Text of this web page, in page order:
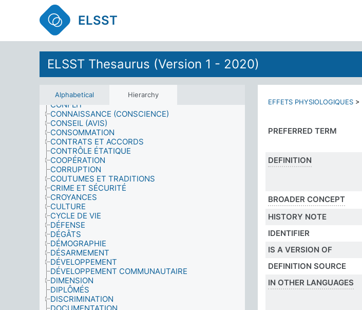
ELSST
ELSST Thesaurus (Version 1 - 2020)
Alphabetical Hierarchy
CARRIÈRE
CASIER JUDICIAIRE
CHANGEMENTS DE L'ENVIRONNEMENT
CHANTEURS
CIRCULATION
CLIMAT
COMMERCES DE DÉTAIL
COMPORTEMENT HUMAIN
CONCOURS
CONDITIONS CULTURELLES
CONDUITE DES OPÉRATIONS (GUERRE)
CONFLIT
CONNAISSANCE (CONSCIENCE)
CONSEIL (AVIS)
CONSOMMATION
CONTRATS ET ACCORDS
CONTRÔLE ÉTATIQUE
COOPÉRATION
CORRUPTION
COUTUMES ET TRADITIONS
CRIME ET SÉCURITÉ
CROYANCES
CULTURE
CYCLE DE VIE
DÉFENSE
DÉGÂTS
DÉMOGRAPHIE
DÉSARMEMENT
DÉVELOPPEMENT
DÉVELOPPEMENT COMMUNAUTAIRE
DIMENSION
DIPLÔMÉS
DISCRIMINATION
EFFETS PHYSIOLOGIQUES >
PREFERRED TERM
DEFINITION
BROADER CONCEPT
HISTORY NOTE
IDENTIFIER
IS A VERSION OF
DEFINITION SOURCE
IN OTHER LANGUAGES